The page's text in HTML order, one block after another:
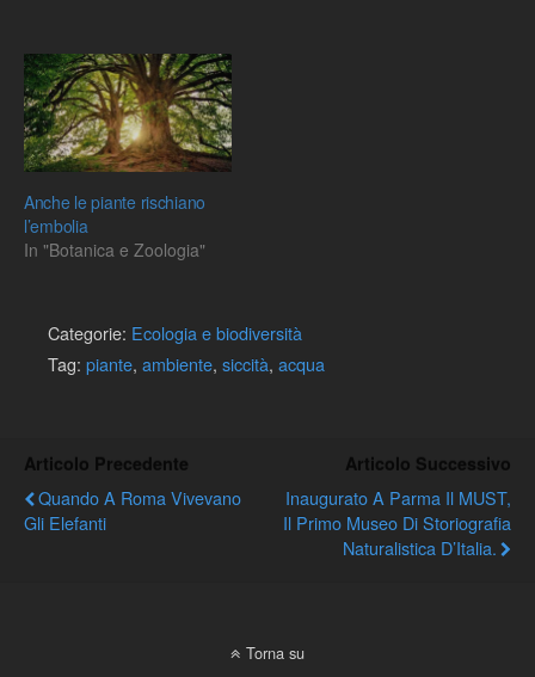
Anche le piante rischiano
l’embolia
In "Botanica e Zoologia"
Categorie: Ecologia e biodiversità
Tag: piante, ambiente, siccità, acqua
Articolo Precedente
Quando A Roma Vivevano
Gli Elefanti
Articolo Successivo
Inaugurato A Parma Il MUST,
Il Primo Museo Di Storiografia
Naturalistica D’Italia.
Torna su